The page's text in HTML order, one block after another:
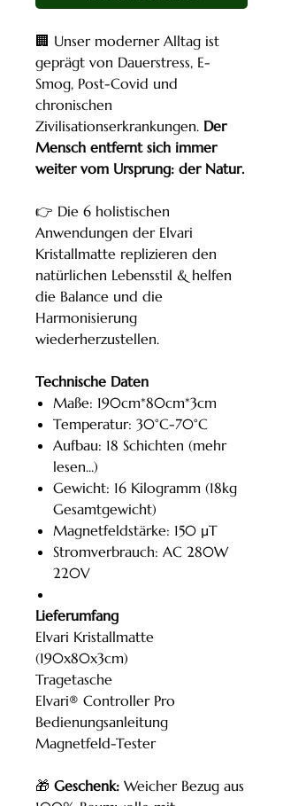
🏢 Unser moderner Alltag ist
geprägt von Dauerstress, E-
Smog, Post-Covid und
chronischen
Zivilisationserkrankungen. Der
Mensch entfernt sich immer
weiter vom Ursprung: der Natur.
👉 Die 6 holistischen
Anwendungen der Elvari
Kristallmatte replizieren den
natürlichen Lebensstil & helfen
die Balance und die
Harmonisierung
wiederherzustellen.
Technische Daten
Maße: 190cm*80cm*3cm
Temperatur: 30°C-70°C
Aufbau: 18 Schichten (mehr
lesen...)
Gewicht: 16 Kilogramm (18kg
Gesamtgewicht)
Magnetfeldstärke: 150 µT
Stromverbrauch: AC 280W
220V
Lieferumfang
Elvari Kristallmatte
(190x80x3cm)
Tragetasche
Elvari® Controller Pro
Bedienungsanleitung
Magnetfeld-Tester
🎁 Geschenk: Weicher Bezug aus